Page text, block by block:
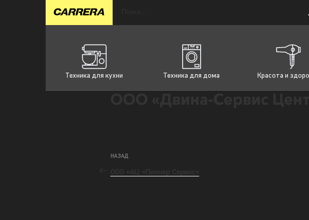
Техника для кухни Техника для дома Красота и
НАЗАД